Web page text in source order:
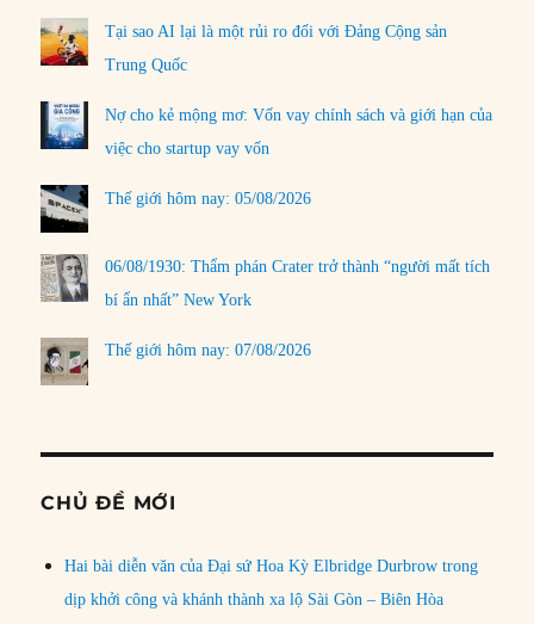
Tại sao AI lại là một rủi ro đối với Đảng Cộng sản
Trung Quốc
Nợ cho kẻ mộng mơ: Vốn vay chính sách và giới hạn của
việc cho startup vay vốn
Thế giới hôm nay: 05/08/2026
06/08/1930: Thẩm phán Crater trở thành “người mất tích
bí ẩn nhất” New York
Thế giới hôm nay: 07/08/2026
CHỦ ĐỀ MỚI
Hai bài diễn văn của Đại sứ Hoa Kỳ Elbridge Durbrow trong
dịp khởi công và khánh thành xa lộ Sài Gòn – Biên Hòa